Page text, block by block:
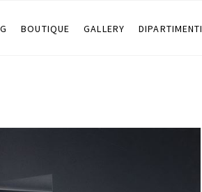
BOUTIQUE GALLERY DIPARTIMENTI